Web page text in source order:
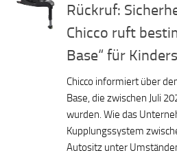
Rückruf:
Chicco ruft
Base“ für
Chicco informiert über
Base, die zwischen Juli
wurden. Wie das
Kupplungssystem
Autositz unter